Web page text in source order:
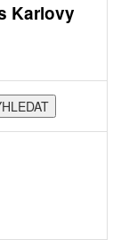
Karlovy